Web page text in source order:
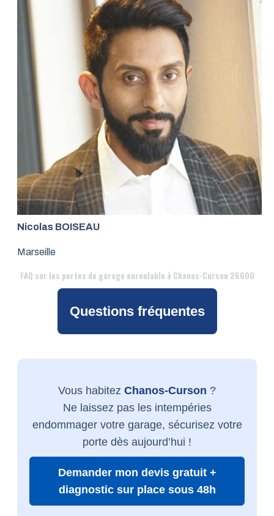
Nicolas BOISEAU
Marseille
FAQ sur les portes de garage enroulable à Chanos-Curson 26600
Questions fréquentes
Vous habitez Chanos-Curson ?
Ne laissez pas les intempéries
endommager votre garage, sécurisez votre
porte dès aujourd’hui !
Demander mon devis gratuit +
diagnostic sur place sous 48h